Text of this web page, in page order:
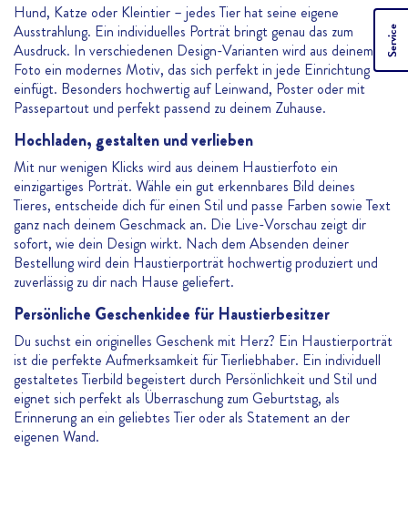
Hund, Katze oder Kleintier – jedes Tier hat seine eigene
Ausstrahlung. Ein individuelles Porträt bringt genau das zum
Ausdruck. In verschiedenen Design-Varianten wird aus deinem
Foto ein modernes Motiv, das sich perfekt in jede Einrichtung
einfügt. Besonders hochwertig auf Leinwand, Poster oder mit
Passepartout und perfekt passend zu deinem Zuhause.
Hochladen, gestalten und verlieben
Mit nur wenigen Klicks wird aus deinem Haustierfoto ein
einzigartiges Porträt. Wähle ein gut erkennbares Bild deines
Tieres, entscheide dich für einen Stil und passe Farben sowie Text
ganz nach deinem Geschmack an. Die Live-Vorschau zeigt dir
sofort, wie dein Design wirkt. Nach dem Absenden deiner
Bestellung wird dein Haustierporträt hochwertig produziert und
zuverlässig zu dir nach Hause geliefert.
Persönliche Geschenkidee für Haustierbesitzer
Du suchst ein originelles Geschenk mit Herz? Ein Haustierporträt
ist die perfekte Aufmerksamkeit für Tierliebhaber. Ein individuell
gestaltetes Tierbild begeistert durch Persönlichkeit und Stil und
eignet sich perfekt als Überraschung zum Geburtstag, als
Erinnerung an ein geliebtes Tier oder als Statement an der
eigenen Wand.
Service